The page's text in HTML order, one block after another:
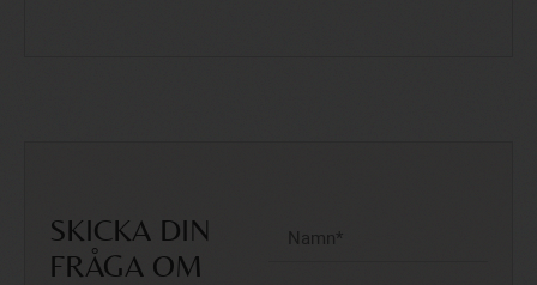
SKICKA DIN
FRÅGA OM